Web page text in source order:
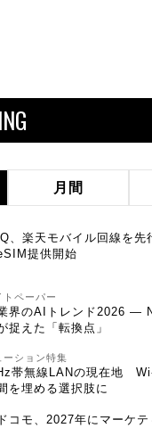
月間
、楽天モバイル回線を
提供開始
トペーパー
界のAIトレンド2026 ―
捉えた「転換点」
ーション特集
帯無線LANの現在地
を埋める選択肢に
コモ、2027年にマーケテ